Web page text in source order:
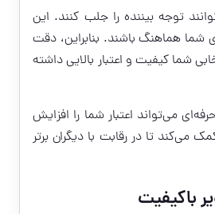
توجه بیننده را جلب کنند. این
شما هماهنگ باشند. بنابراین، دقت
شما کیفیت و اعتبار بالایی داشته
می‌تواند اعتبار شما را افزایش
می‌کند تا در رقابت با دیگران برتر
باکیفیت